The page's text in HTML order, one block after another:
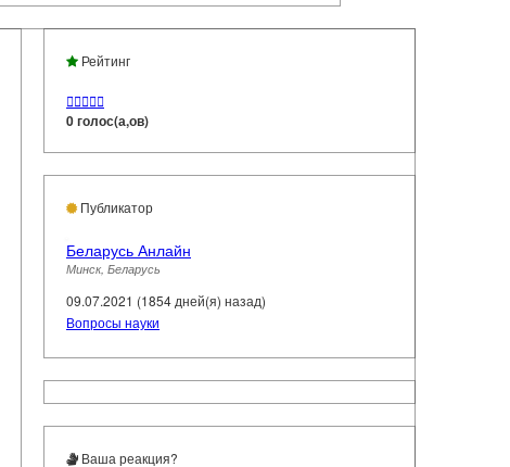
Рейтинг

0 голос(а,ов)
Публикатор
Беларусь Анлайн
Минск, Беларусь
09.07.2021 (1854 дней(я) назад)
Вопросы науки
Ваша реакция?